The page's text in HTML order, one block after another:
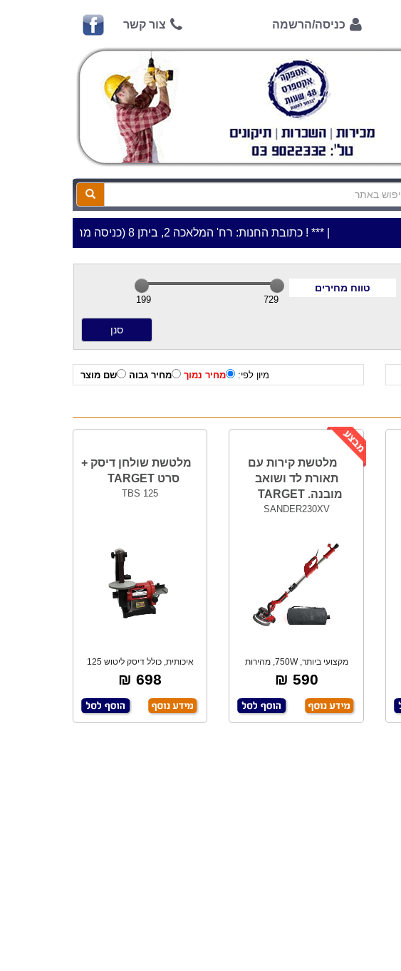
כניסה/הרשמה צור קשר
***כתובת החנות: רח' המלאכה 2, ביתן 8 (כניסה מרח' עמל 5) א.ת.פארק אפק, ראש העין***
טווח מחירים
729
199
מיון לפי: מחיר נמוך מחיר גבוה שם מוצר
מלטשת קירות עם
תאורת לד ושואב
מובנה. TARGET
SANDER230XV
מקצועי ביותר, 750W, מהירות
אלקטרונית משת
590 ₪
מלטשת שולחן דיסק +
סרט TARGET
TBS 125
איכותית, כולל דיסק ליטוש 125
מ"מ.
698 ₪